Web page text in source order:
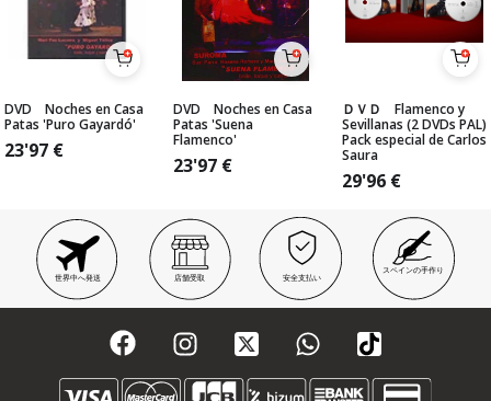
DVD Noches en Casa
Patas 'Puro Gayardó'
23'97 €
DVD Noches en Casa
Patas 'Suena
Flamenco'
23'97 €
ＤＶＤ Flamenco y
Sevillanas (2 DVDs PAL)
Pack especial de Carlos
Saura
29'96 €
世界中へ発送 店舗受取 安全支払い
スペインの手作り